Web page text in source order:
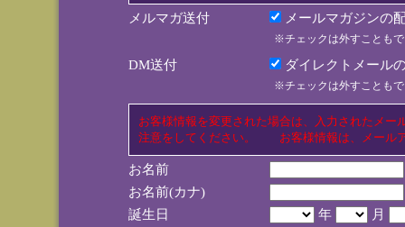
メルマガ送付 メールマガジンの
※チェックは外すことも
DM送付 ダイレクトメール
※チェックは外すことも
お客様情報を変更された場合は、入力されたメ
注意をしてください。 お客様情報は、メール
お名前
お名前(カナ)
誕生日
年
月